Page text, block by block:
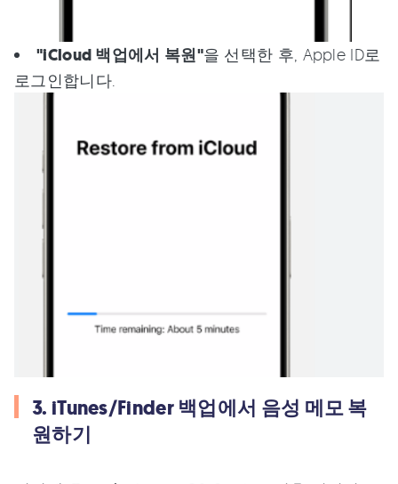
"iCloud 백업에서 복원"을 선택한 후, Apple ID로
로그인합니다.
3. iTunes/Finder 백업에서 음성 메모 복
원하기